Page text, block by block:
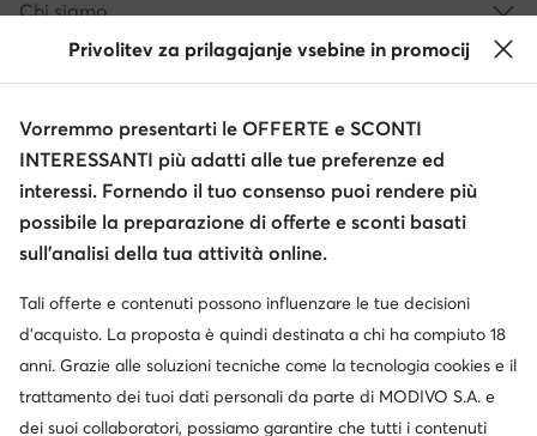
Cambia paese: Italia (IT)
Chi siamo
© escarpe.it 2026
Privolitev za prilagajanje vsebine in promocij
Vorremmo presentarti le OFFERTE e SCONTI
INTERESSANTI più adatti alle tue preferenze ed
interessi. Fornendo il tuo consenso puoi rendere più
possibile la preparazione di offerte e sconti basati
sull’analisi della tua attività online.
Tali offerte e contenuti possono influenzare le tue decisioni
d’acquisto. La proposta è quindi destinata a chi ha compiuto 18
anni. Grazie alle soluzioni tecniche come la tecnologia cookies e il
trattamento dei tuoi dati personali da parte di MODIVO S.A. e
dei suoi collaboratori, possiamo garantire che tutti i contenuti